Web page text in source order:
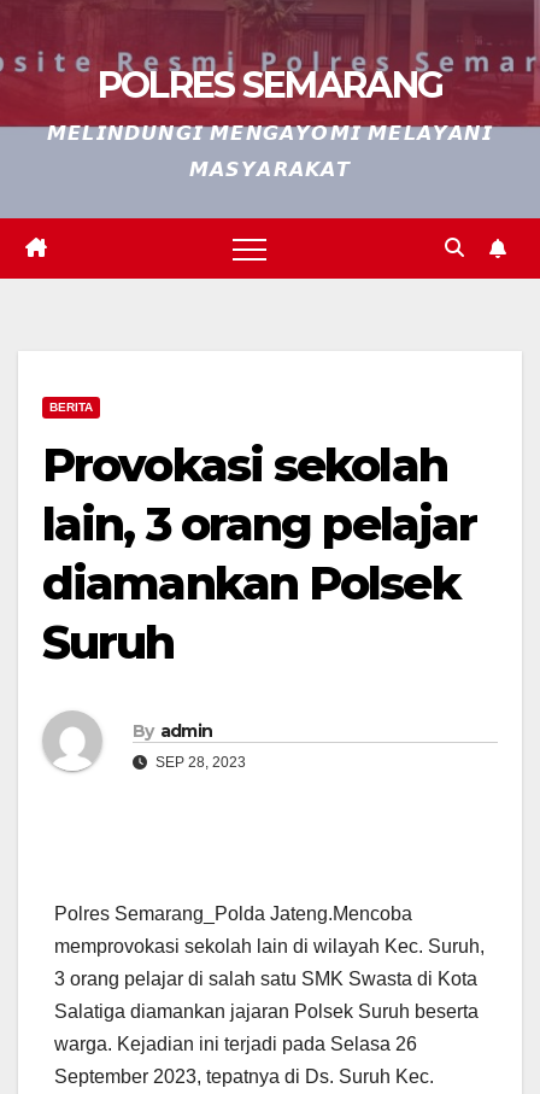
POLRES SEMARANG
𝙈𝙀𝙇𝙄𝙉𝘿𝙐𝙉𝙂𝙄 𝙈𝙀𝙉𝙂𝘼𝙔𝙊𝙈𝙄 𝙈𝙀𝙇𝘼𝙔𝘼𝙉𝙄
𝙈𝘼𝙎𝙔𝘼𝙍𝘼𝙆𝘼𝙏
BERITA
Provokasi sekolah
lain, 3 orang pelajar
diamankan Polsek
Suruh
By admin
SEP 28, 2023
Polres Semarang_Polda Jateng.Mencoba
memprovokasi sekolah lain di wilayah Kec. Suruh,
3 orang pelajar di salah satu SMK Swasta di Kota
Salatiga diamankan jajaran Polsek Suruh beserta
warga. Kejadian ini terjadi pada Selasa 26
September 2023, tepatnya di Ds. Suruh Kec.